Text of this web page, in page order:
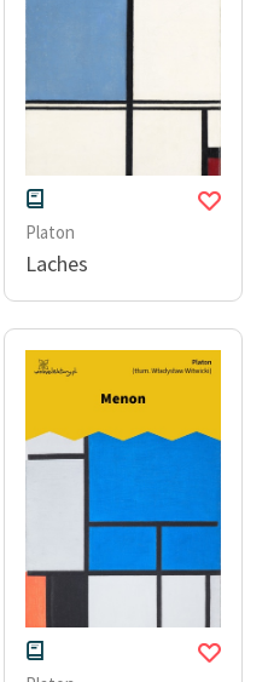
Platon
Laches